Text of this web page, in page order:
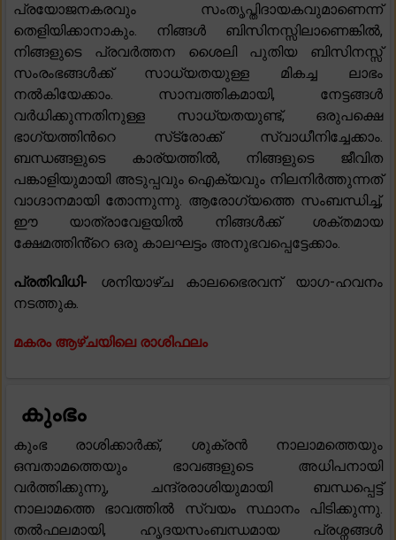
പ്രയോജനകരവും സംതൃപ്തിദായകവുമാണെന്ന്
തെളിയിക്കാനാകും. നിങ്ങൾ ബിസിനസ്സിലാണെങ്കിൽ,
നിങ്ങളുടെ പ്രവർത്തന ശൈലി പുതിയ ബിസിനസ്സ്
സംരംഭങ്ങൾക്ക് സാധ്യതയുള്ള മികച്ച ലാഭം
നൽകിയേക്കാം. സാമ്പത്തികമായി, നേട്ടങ്ങൾ
വർധിക്കുന്നതിനുള്ള സാധ്യതയുണ്ട്, ഒരുപക്ഷെ
ഭാഗ്യത്തിൻറെ സ്‌ട്രോക്ക്‌ സ്വാധീനിച്ചേക്കാം.
ബന്ധങ്ങളുടെ കാര്യത്തിൽ, നിങ്ങളുടെ ജീവിത
പങ്കാളിയുമായി അടുപ്പവും ഐക്യവും നിലനിർത്തുന്നത്
വാഗ്ദാനമായി തോന്നുന്നു. ആരോഗ്യത്തെ സംബന്ധിച്ച്,
ഈ യാത്രാവേളയിൽ നിങ്ങൾക്ക് ശക്തമായ
ക്ഷേമത്തിൻ്റെ ഒരു കാലഘട്ടം അനുഭവപ്പെട്ടേക്കാം.
പ്രതിവിധി- ശനിയാഴ്ച കാലഭൈരവന് യാഗ-ഹവനം
നടത്തുക.
മകരം ആഴ്ചയിലെ രാശിഫലം
കുംഭം
കുംഭ രാശിക്കാർക്ക്, ശുക്രൻ നാലാമത്തെയും
ഒമ്പതാമത്തെയും ഭാവങ്ങളുടെ അധിപനായി
വർത്തിക്കുന്നു, ചന്ദ്രരാശിയുമായി ബന്ധപ്പെട്ട്
നാലാമത്തെ ഭാവത്തിൽ സ്വയം സ്ഥാനം പിടിക്കുന്നു.
തൽഫലമായി, ഹൃദയസംബന്ധമായ പ്രശ്നങ്ങൾ